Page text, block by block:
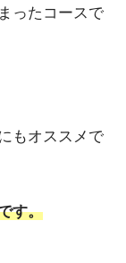
ったコースで
もオススメで
す。